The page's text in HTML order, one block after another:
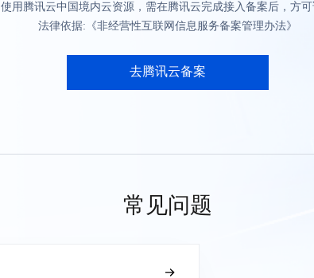
使用腾讯云中国境内云资源，需在腾讯云完成接入备案后，方
法律依据:《非经营性互联网信息服务备案管理办法》
去腾讯云备案
常见问题